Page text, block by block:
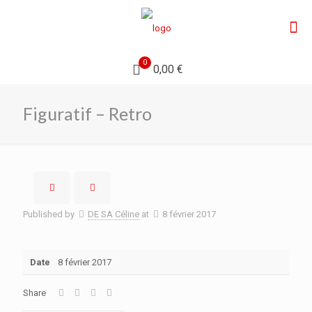
0
0,00 €
Figuratif – Retro
Published by DE SA Céline at 8 février 2017
Date 8 février 2017
Share